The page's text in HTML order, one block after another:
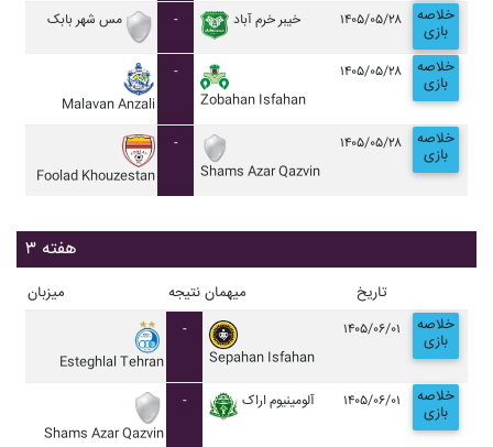
مس شهر بابک - خيبر خرم آباد ۱۴۰۵/۰۵/۲۸ خلاصه
بازی
Malavan Anzali
-
Zobahan Isfahan
۱۴۰۵/۰۵/۲۸ خلاصه
بازی
Foolad Khouzestan
-
Shams Azar Qazvin
۱۴۰۵/۰۵/۲۸ خلاصه
بازی
هفته ۳
میزبان نتیجه میهمان تاریخ
Esteghlal Tehran
-
Sepahan Isfahan
۱۴۰۵/۰۶/۰۱ خلاصه
بازی
Shams Azar Qazvin
- آلومينيوم اراک ۱۴۰۵/۰۶/۰۱ خلاصه
بازی